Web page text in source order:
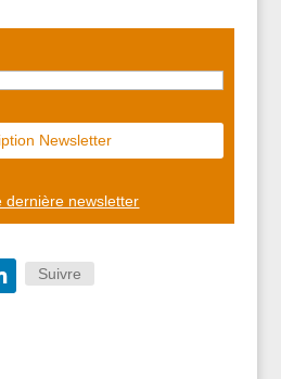
dernière newsletter
Suivre